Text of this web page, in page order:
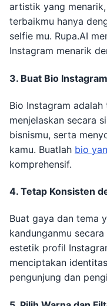
artistik yang
terbaikmu hanya
selfie mu. Rupa.AI
Instagram menarik
3. Buat Bio
Bio Instagram
menjelaskan secara
bisnismu, serta
kamu. Buatlah bio
komprehensif.
4. Tetap Konsisten
Buat gaya dan tema
kandunganmu
estetik profil
menciptakan
pengunjung dan